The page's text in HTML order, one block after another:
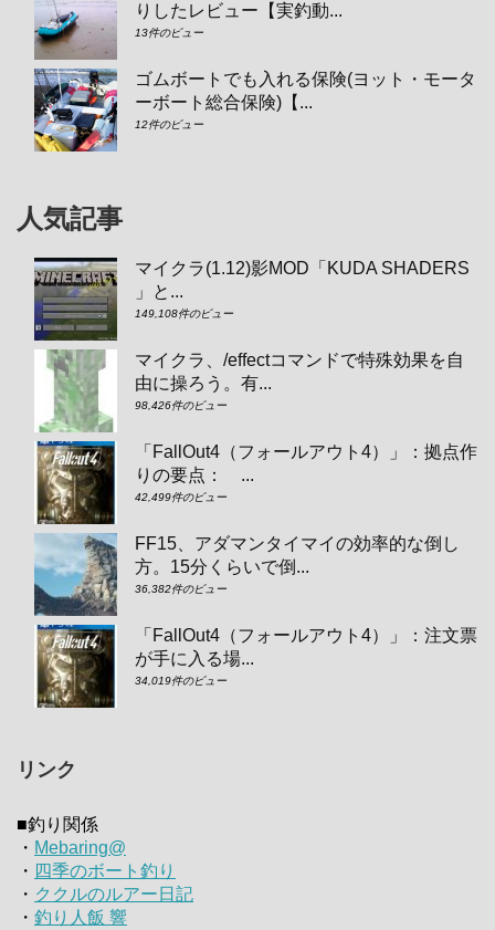
りしたレビュー【実釣動...
13件のビュー
ゴムボートでも入れる保険(ヨット・モータ
ーボート総合保険)【...
12件のビュー
人気記事
マイクラ(1.12)影MOD「KUDA SHADERS
」と...
149,108件のビュー
マイクラ、/effectコマンドで特殊効果を自
由に操ろう。有...
98,426件のビュー
「FallOut4（フォールアウト4）」：拠点作
りの要点： ...
42,499件のビュー
FF15、アダマンタイマイの効率的な倒し
方。15分くらいで倒...
36,382件のビュー
「FallOut4（フォールアウト4）」：注文票
が手に入る場...
34,019件のビュー
リンク
■釣り関係
・ Mebaring@
・ 四季のボート釣り
・ ククルのルアー日記
・ 釣り人飯 響